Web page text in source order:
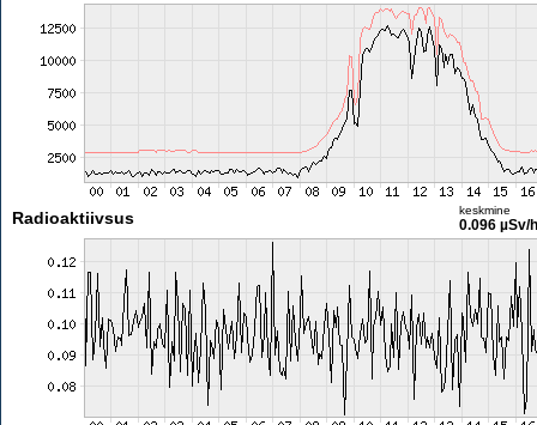
Radioaktiivsus keskmine
0.096 µSv/h